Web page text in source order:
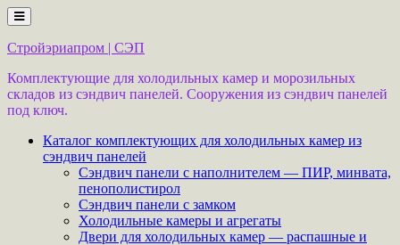
Перейти
к
содержимому
Стройэриапром | СЭП
Комплектующие для холодильных камер и морозильных
складов из сэндвич панелей. Сооружения из сэндвич панелей
под ключ.
Каталог комплектующих для холодильных камер из
сэндвич панелей
Сэндвич панели с наполнителем — ПИР, минвата,
пенополистирол
Сэндвич панели с замком
Холодильные камеры и агрегаты
Двери для холодильных камер — распашные и